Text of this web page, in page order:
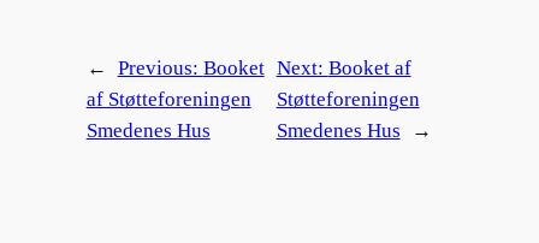
← Previous: Booket
af Støtteforeningen
Smedenes Hus
Next: Booket af
Støtteforeningen
Smedenes Hus
→